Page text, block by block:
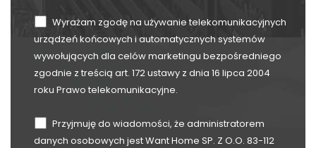
Wyrażam zgodę na używanie telekomunikacyjnych
urządzeń końcowych i automatycznych systemów
wywołujących dla celów marketingu bezpośredniego
zgodnie z treścią art. 172 ustawy z dnia 16 lipca 2004
roku Prawo telekomunikacyjne.
Przyjmuję do wiadomości, że administratorem
danych osobowych jest Want Home SP. Z O.O. 83-112